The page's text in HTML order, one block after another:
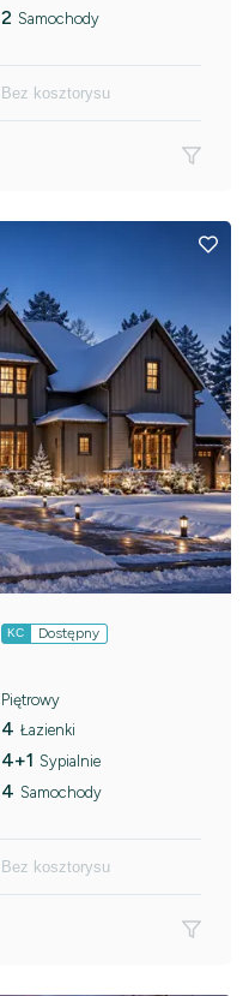
2 Samochody
Bez kosztorysu
KC Dostępny
Piętrowy
4 Łazienki
4+1 Sypialnie
4 Samochody
Bez kosztorysu